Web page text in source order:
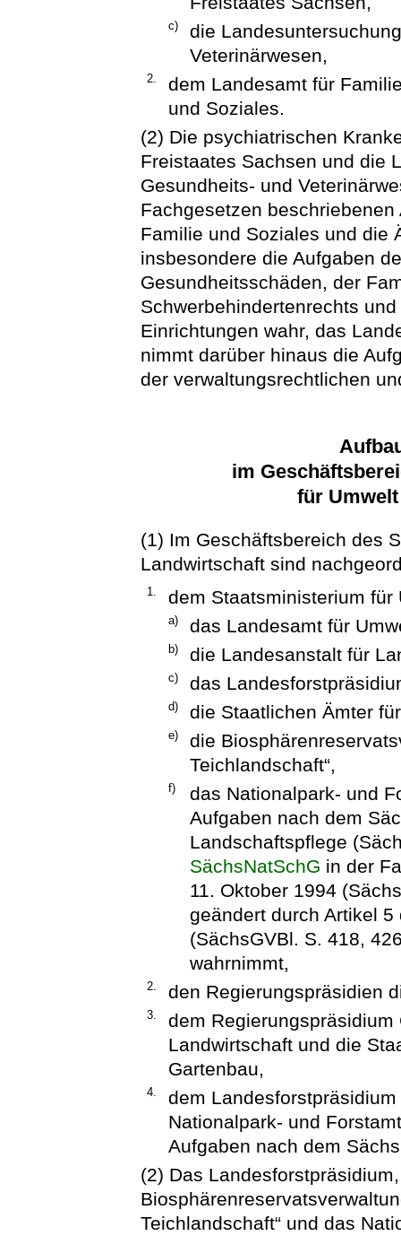
c)
die
Veterinärwesen,
2.
dem Landesamt für
und Soziales.
(2) Die psychiatrischen
Freistaates Sachsen und die
Gesundheits- und
Fachgesetzen
Familie und Soziales und die
insbesondere die Aufgaben
Gesundheitsschäden, der
Schwerbehindertenrechts
Einrichtungen wahr, das
nimmt darüber hinaus die
der verwaltungsrechtlichen
im
für
(1) Im Geschäftsbereich des
Landwirtschaft sind
1. dem Staatsministerium
a) das Landesamt für
b) die Landesanstalt für
c) das
d) die Staatlichen Ämter
e)
die
Teichlandschaft“,
f)
das Nationalpark- und
Aufgaben nach dem
Landschaftspflege
SächsNatSchG in der
11. Oktober 1994
geändert durch Artikel
(SächsGVBl. S. 418,
wahrnimmt,
2. den Regierungspräsidien
3.
dem
Landwirtschaft und die
Gartenbau,
4.
dem
Nationalpark- und
Aufgaben nach dem
(2) Das
Teichlandschaft“ und das